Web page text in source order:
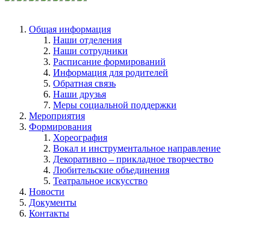
Общая информация
Наши отделения
Наши сотрудники
Расписание формирований
Информация для родителей
Обратная связь
Наши друзья
Меры социальной поддержки
Мероприятия
Формирования
Хореография
Вокал и инструментальное направление
Декоративно – прикладное творчество
Любительские объединения
Театральное искусство
Новости
Документы
Контакты